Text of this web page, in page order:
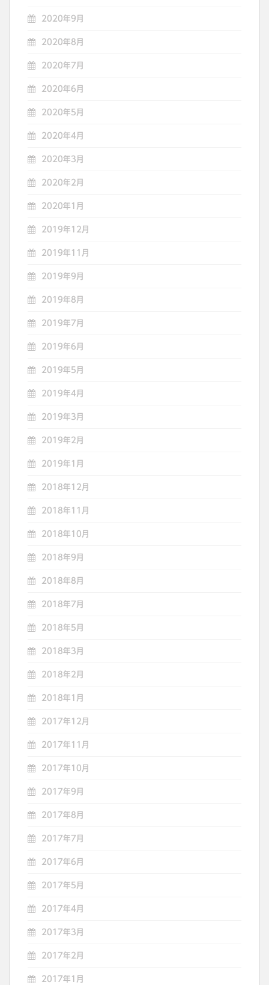
2020年9月
2020年8月
2020年7月
2020年6月
2020年5月
2020年4月
2020年3月
2020年2月
2020年1月
2019年12月
2019年11月
2019年9月
2019年8月
2019年7月
2019年6月
2019年5月
2019年4月
2019年3月
2019年2月
2019年1月
2018年12月
2018年11月
2018年10月
2018年9月
2018年8月
2018年7月
2018年5月
2018年3月
2018年2月
2018年1月
2017年12月
2017年11月
2017年10月
2017年9月
2017年8月
2017年7月
2017年6月
2017年5月
2017年4月
2017年3月
2017年2月
2017年1月